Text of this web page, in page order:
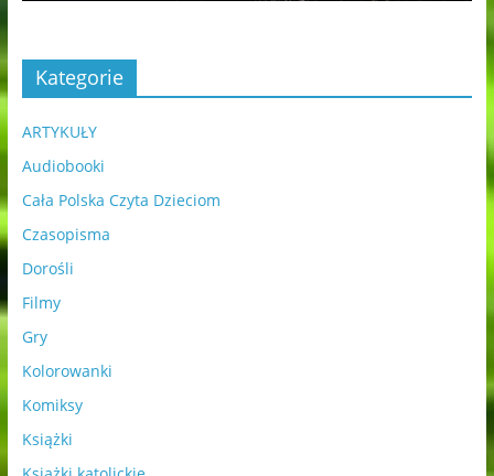
Kategorie
ARTYKUŁY
Audiobooki
Cała Polska Czyta Dzieciom
Czasopisma
Dorośli
Filmy
Gry
Kolorowanki
Komiksy
Książki